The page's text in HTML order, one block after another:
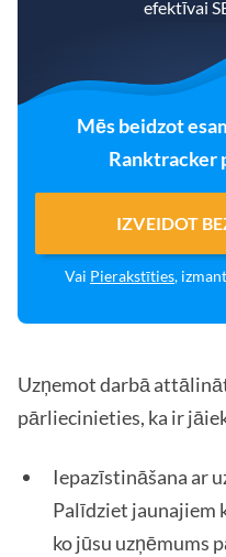
efektīvai
Mēs beidzot
Ranktracker
IZVEIDOT
Vai Pierakstīties,
Uzņemot darbā
pārliecinieties, ka ir
Iepazīstināšana ar
Palīdziet jaunajiem
ko jūsu uzņēmums